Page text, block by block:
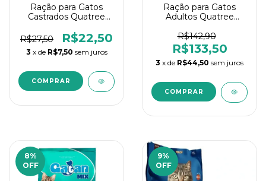
Ração para Gatos
Castrados Quatree
Batata 1Kg
R$27,50 R$22,50
3 x de R$7,50 sem juros
Ração para Gatos
Adultos Quatree
10.1Kg
R$142,90
R$133,50
3 x de R$44,50 sem juros
8%
OFF
9%
OFF